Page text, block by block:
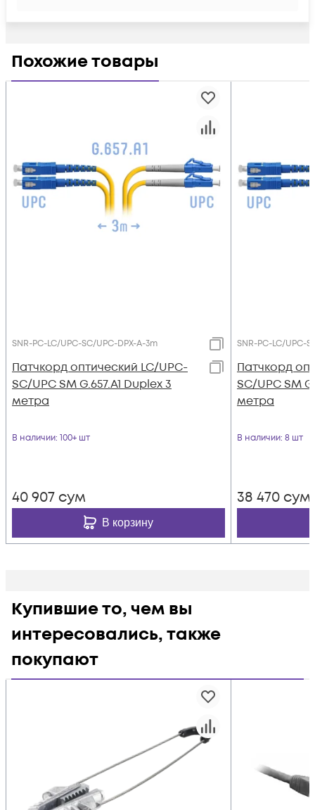
Похожие товары
SNR-PC-LC/UPC-SC/UPC-DPX-A-3m
Патчкорд оптический LC/UPC-
SC/UPC SM G.657.A1 Duplex 3
метра
В наличии: 100+ шт
40 907 сум
В корзину
SNR-PC-LC/UPC-
Патчкорд
SC/UPC SM
метра
В наличии: 8 шт
38 470 сум
Купившие то, чем вы
интересовались, также
покупают